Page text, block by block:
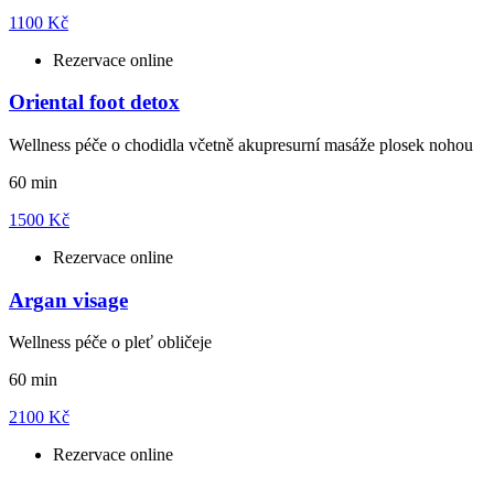
1100 Kč
Rezervace online
Oriental foot detox
Wellness péče o chodidla včetně akupresurní masáže plosek nohou
60 min
1500 Kč
Rezervace online
Argan visage
Wellness péče o pleť obličeje
60 min
2100 Kč
Rezervace online